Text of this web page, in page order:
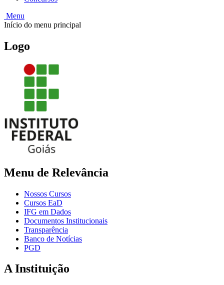
Menu
Início do menu principal
Logo
Menu de Relevância
Nossos Cursos
Cursos EaD
IFG em Dados
Documentos Institucionais
Transparência
Banco de Notícias
PGD
A Instituição